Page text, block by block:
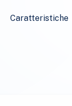
Caratteristiche